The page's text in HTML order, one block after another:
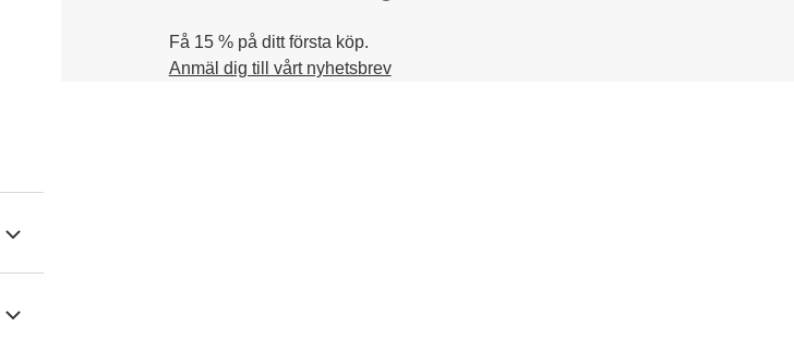
Få 15 % på ditt första köp.
Anmäl dig till vårt nyhetsbrev